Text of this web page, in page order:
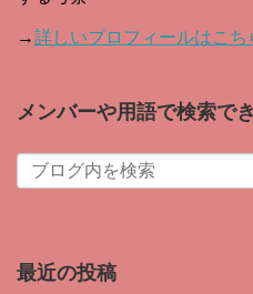
→詳しいプロフィールはこち
メンバーや用語で検索で
最近の投稿